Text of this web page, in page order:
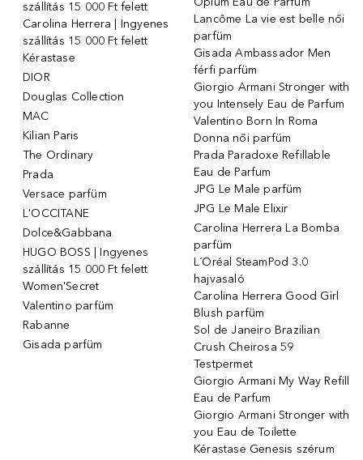
szállítás 15 000 Ft felett
Carolina Herrera | Ingyenes
szállítás 15 000 Ft felett
Kérastase
DIOR
Douglas Collection
MAC
Kilian Paris
The Ordinary
Prada
Versace parfüm
L'OCCITANE
Dolce&Gabbana
HUGO BOSS | Ingyenes
szállítás 15 000 Ft felett
Women'Secret
Valentino parfüm
Rabanne
Gisada parfüm
Lancôme La vie est belle női
parfüm
Gisada Ambassador Men
férfi parfüm
Giorgio Armani Stronger with
you Intensely Eau de Parfum
Valentino Born In Roma
Donna női parfüm
Prada Paradoxe Refillable
Eau de Parfum
JPG Le Male parfüm
JPG Le Male Elixir
Carolina Herrera La Bomba
parfüm
L´Oréal SteamPod 3.0
hajvasaló
Carolina Herrera Good Girl
Blush parfüm
Sol de Janeiro Brazilian
Crush Cheirosa 59
Testpermet
Giorgio Armani My Way Refill
Eau de Parfum
Giorgio Armani Stronger with
you Eau de Toilette
Kérastase Genesis szérum